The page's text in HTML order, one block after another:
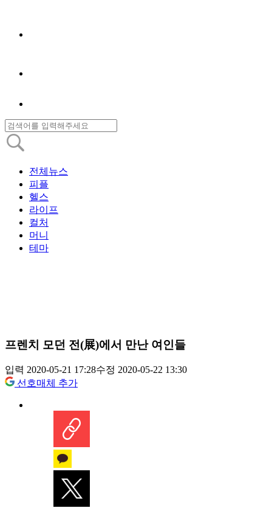
전체뉴스
피플
헬스
라이프
컬처
머니
테마
프렌치 모던 전(展)에서 만난 여인들
입력 2020-05-21 17:28수정 2020-05-22 13:30
선호매체 추가